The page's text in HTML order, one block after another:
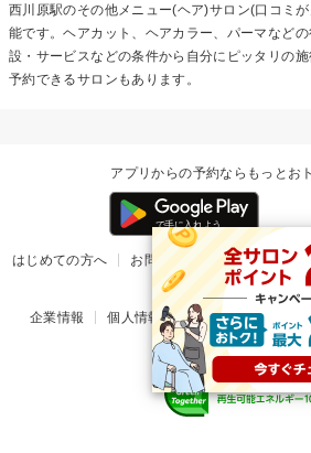
西川原駅のその他メニュー(ヘア)サロン(口コミ
能です。ヘアカット、ヘアカラー、パーマなど
設・サービスなどの条件から自分にピッタリの
予約できるサロンもあります。
アプリからの予約ならもっとお
はじめての方へ お問い合わせ ヘルプ
掲載ご希望のサロン様
企業情報 個人情報保護方針 楽天のサー
© Rakuten Group,